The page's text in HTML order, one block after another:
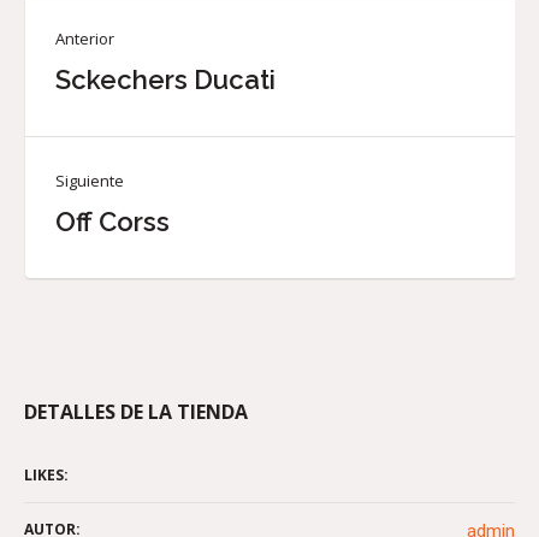
Anterior
Sckechers Ducati
Siguiente
Off Corss
DETALLES DE LA TIENDA
LIKES:
AUTOR: admin